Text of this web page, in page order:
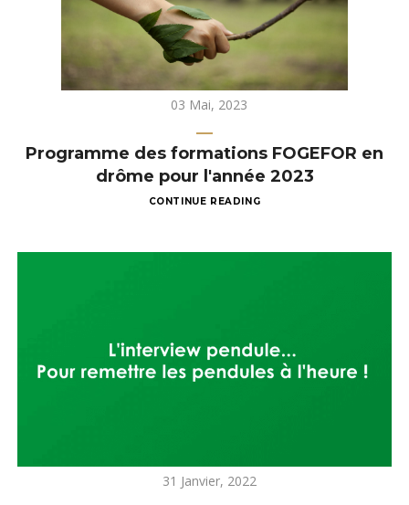
03 Mai, 2023
Programme des formations FOGEFOR en
drôme pour l'année 2023
CONTINUE READING
31 Janvier, 2022